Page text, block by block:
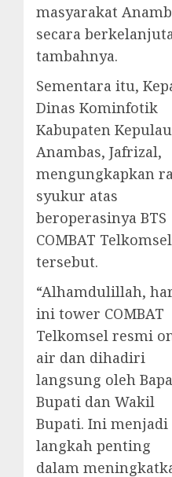
masyarakat
secara
tambahnya.
Sementara itu,
Dinas Kominfotik
Kabupaten
Anambas, Jafrizal,
mengungkapkan
syukur atas
beroperasinya BTS
COMBAT Telkomsel
tersebut.
“Alhamdulillah,
ini tower COMBAT
Telkomsel resmi
air dan dihadiri
langsung oleh
Bupati dan Wakil
Bupati. Ini menjadi
langkah penting
dalam